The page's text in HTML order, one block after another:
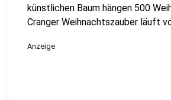
künstlichen Baum hängen 500
Cranger Weihnachtszauber läuft
Anzeige